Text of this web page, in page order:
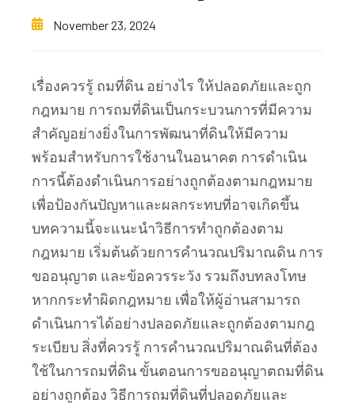
November 23, 2024
เรื่องควรรู้ ถมที่ดิน อย่างไร ให้ปลอดภัยและถูก
กฎหมาย การถมที่ดินเป็นกระบวนการที่มีความ
สำคัญอย่างยิ่งในการพัฒนาที่ดินให้มีความ
พร้อมสำหรับการใช้งานในอนาคต การดำเนิน
การนี้ต้องดำเนินการอย่างถูกต้องตามกฎหมาย
เพื่อป้องกันปัญหาและผลกระทบที่อาจเกิดขึ้น
บทความนี้จะแนะนำวิธีการทำถูกต้องตาม
กฎหมาย เริ่มต้นด้วยการคำนวณปริมาณดิน การ
ขออนุญาต และข้อควรระวัง รวมถึงบทลงโทษ
หากกระทำผิดกฎหมาย เพื่อให้ผู้อ่านสามารถ
ดำเนินการได้อย่างปลอดภัยและถูกต้องตามกฎ
ระเบียบ สิ่งที่ควรรู้ การคำนวณปริมาณดินที่ต้อง
ใช้ในการถมที่ดิน ขั้นตอนการขออนุญาตถมที่ดิน
อย่างถูกต้อง วิธีการถมที่ดินที่ปลอดภัยและ